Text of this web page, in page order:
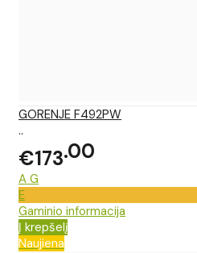
GORENJE F492PW
..
€173 00
A G
E
Gaminio informacija
Į krepšelį
Naujiena